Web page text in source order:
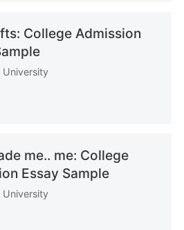
30篇文书 5篇文书
College Admission
University
me.. me: College
Essay Sample
University